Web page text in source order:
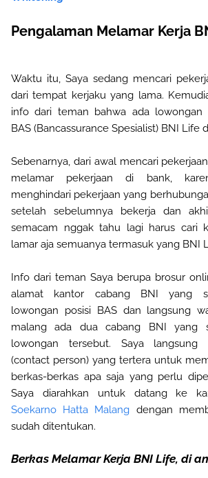
Pengalaman Melamar Kerja
Waktu itu, Saya sedang mencari
dari tempat kerjaku yang lama.
info dari teman bahwa ada lowongan
BAS (Bancassurance Spesialist) BNI Life
Sebenarnya, dari awal mencari
melamar pekerjaan di bank,
menghindari pekerjaan yang
setelah sebelumnya bekerja dan
semacam nggak tahu lagi harus cari
lamar aja semuanya termasuk yang BNI
Info dari teman Saya berupa brosur
alamat kantor cabang BNI yang
lowongan posisi BAS dan langsung
malang ada dua cabang BNI yang
lowongan tersebut. Saya langsung
(contact person) yang tertera untuk
berkas-berkas apa saja yang perlu
Saya diarahkan untuk datang ke
Soekarno Hatta Malang dengan
sudah ditentukan.
Berkas Melamar Kerja BNI Life, di